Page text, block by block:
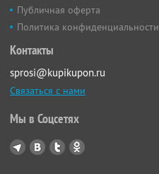
Публичная оферта
Политика конфиденциальности
Контакты
sprosi@kupikupon.ru
Связаться с нами
Мы в Соцсетях